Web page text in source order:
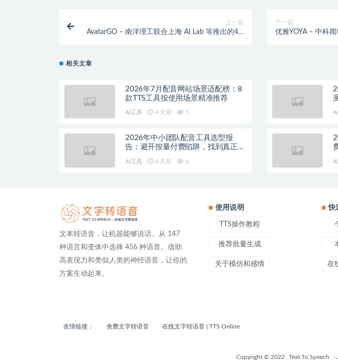
上一篇
AvatarGO – 南洋理工联合上海 AI Lab 等推出的4D
下一篇
优雅YOYA – 中科
相关文章
2026年7月配音网站场景适配榜：8
款TTS工具按使用场景精准推荐
AI工具 4 天前 5
2026年中小团队配音工具选型报
告：避开按量付费陷阱，找到真正的
AI工具 6 天前 6
文本转语音，让机器能够说话。从 147
种语言和变体中选择 456 种语音。借助
高表现力和类似人类的神经语音，让你的
方案生动起来。
使用说明
TTS操作教程
推荐批量生成
关于模仿和感情
快
在
友情链接： 免费文字转语音 在线文字转语音 | TTS Online
Copyright © 2022 Text To Speech -